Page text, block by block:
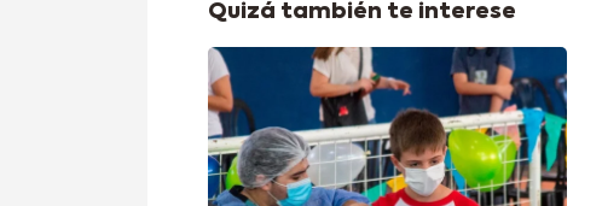
Quizá también te interese